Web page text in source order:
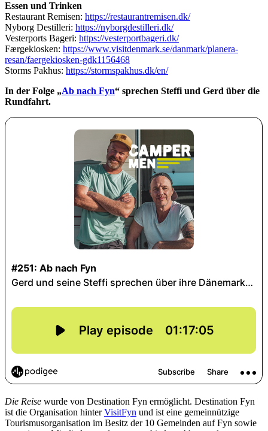
Essen und Trinken
Restaurant Remisen: https://restaurantremisen.dk/
Nyborg Destilleri: https://nyborgdestilleri.dk/
Vesterports Bageri: https://vesterportbageri.dk/
Færgekiosken: https://www.visitdenmark.se/danmark/planera-
resan/faergekiosken-gdk1156468
Storms Pakhus: https://stormspakhus.dk/en/
In der Folge „Ab nach Fyn“ sprechen Steffi und Gerd über die
Rundfahrt.
Die Reise wurde von Destination Fyn ermöglicht. Destination Fyn
ist die Organisation hinterVisitFyn und ist eine gemeinnützige
Tourismusorganisation im Besitz der 10 Gemeinden auf Fyn sowie